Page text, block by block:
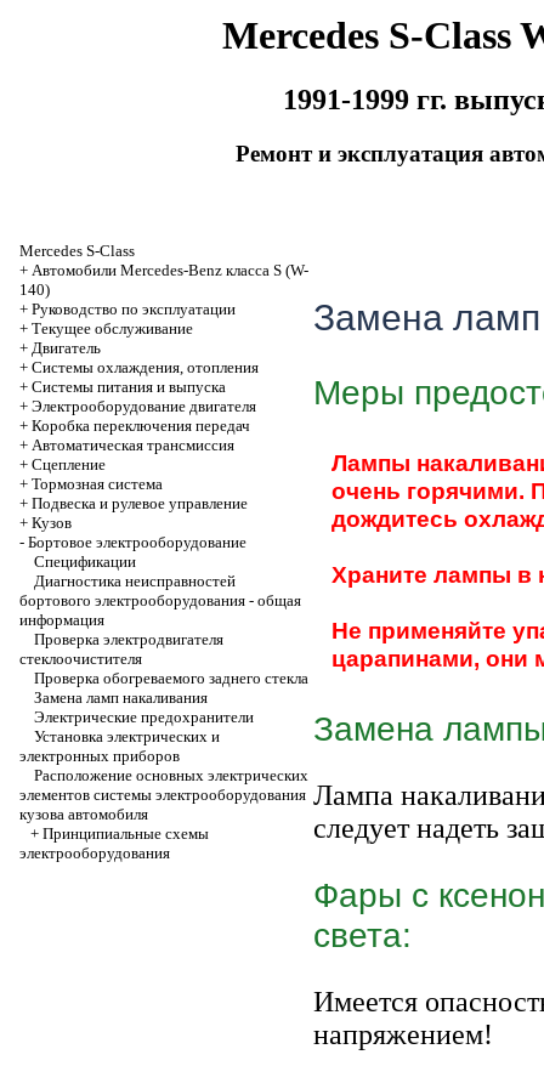
Mercedes S-Class
1991-1999 гг.
Ремонт и эксплуатация
Mercedes S-Class
+ Автомобили Mercedes-Benz класса S (W-
140)
+ Руководство по эксплуатации
+ Текущее обслуживание
+ Двигатель
+ Системы охлаждения, отопления
+ Системы питания и выпуска
+ Электрооборудование двигателя
+ Коробка переключения передач
+ Автоматичеcкая трансмиссия
+ Сцепление
+ Тормозная система
+ Подвеска и рулевое управление
+ Кузов
- Бортовое электрооборудование
Спецификации
Диагностика неисправностей
бортового электрооборудования - общая
информация
Проверка электродвигателя
стеклоочистителя
Проверка обогреваемого заднего стекла
Замена ламп накаливания
Электрические предохранители
Установка электрических и
электронных приборов
Расположение основных электрических
элементов системы электрооборудования
кузова автомобиля
+ Принципиальные схемы
электрооборудования
Замена
Меры
Лампы
очень горячими.
дождитесь
Храните лампы в
Не применяйте
царапинами, они
Замена
Лампа
следует надеть
Фары с
света:
Имеется
напряжением!